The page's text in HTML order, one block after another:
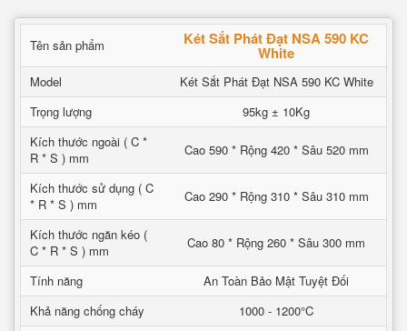
Tên sản phẩm Két Sắt Phát Đạt NSA 590 KC
White
Model
Két Sắt Phát Đạt NSA 590 KC White
Trọng lượng
95kg ± 10Kg
Kích thước ngoài ( C *
R * S ) mm
Cao 590 * Rộng 420 * Sâu 520 mm
Kích thước sử dụng ( C
* R * S ) mm
Cao 290 * Rộng 310 * Sâu 310 mm
Kích thước ngăn kéo (
C * R * S ) mm
Cao 80 * Rộng 260 * Sâu 300 mm
Tính năng
An Toàn Bảo Mật Tuyệt Đối
Khả năng chống cháy
1000 - 1200°C